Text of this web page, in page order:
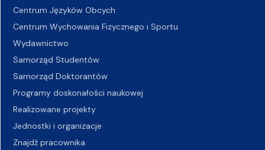
Centrum Języków Obcych
Centrum Wychowania Fizycznego i Sportu
Wydawnictwo
Samorząd Studentów
Samorząd Doktorantów
Programy doskonałości naukowej
Realizowane projekty
Jednostki i organizacje
Znajdź pracownika